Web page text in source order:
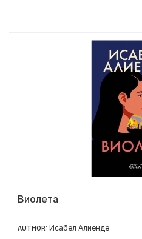
Виолета
AUTHOR: Исабел Алиенде